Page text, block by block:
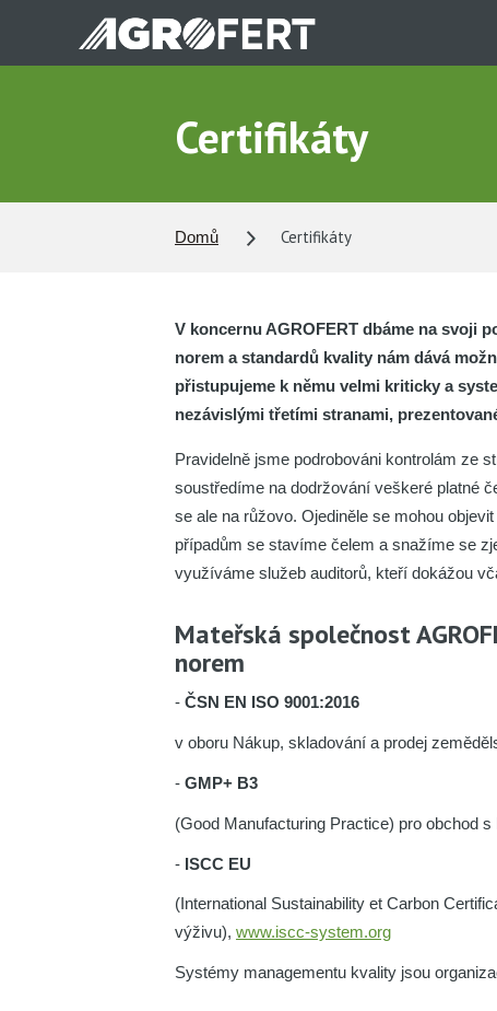
hlavnímu
Certifikáty
Domů Certifikáty
V koncernu AGROFERT dbáme na svoji
norem a standardů kvality nám dává
přistupujeme k němu velmi kriticky a
nezávislými třetími stranami,
Pravidelně jsme podrobováni kontrolám ze
soustředíme na dodržování veškeré platné
se ale na růžovo. Ojediněle se mohou
případům se stavíme čelem a snažíme se
využíváme služeb auditorů, kteří dokážou
Mateřská společnost
norem
- ČSN EN ISO 9001:2016
v oboru Nákup, skladování a prodej
- GMP+ B3
(Good Manufacturing Practice) pro obchod
- ISCC EU
(International Sustainability et Carbon
výživu), www.iscc-system.org
Systémy managementu kvality jsou